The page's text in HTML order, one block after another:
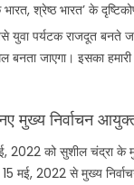
श्रेष्ठ भारत’ के
पर्यटक राजदूत बनते
बनता जाएगा। इसका
मुख्य निर्वाचन
2022 को सुशील चंद्रा के
मई, 2022 से मुख्य